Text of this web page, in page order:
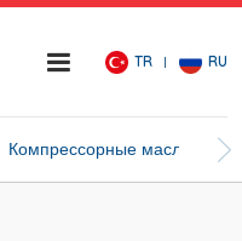
TR RU
Компрессорные масла